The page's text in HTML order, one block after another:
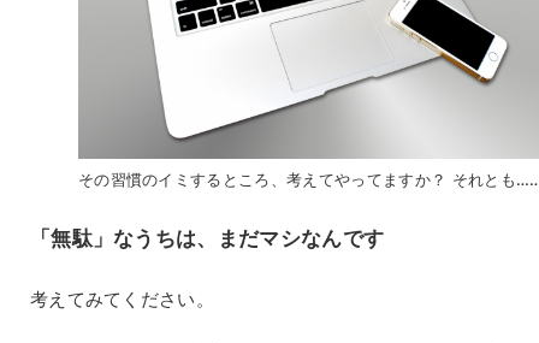
その習慣のイミするところ、考えてやってますか？ それとも
「無駄」なうちは、まだマシなんです
考えてみてください。